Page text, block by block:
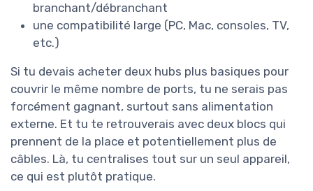
branchant/débranchant
une compatibilité large (PC, Mac, consoles, TV,
etc.)
Si tu devais acheter deux hubs plus basiques pour
couvrir le même nombre de ports, tu ne serais pas
forcément gagnant, surtout sans alimentation
externe. Et tu te retrouverais avec deux blocs qui
prennent de la place et potentiellement plus de
câbles. Là, tu centralises tout sur un seul appareil,
ce qui est plutôt pratique.